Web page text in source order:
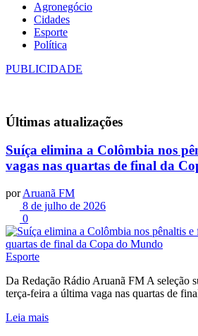
Agronegócio
Cidades
Esporte
Política
PUBLICIDADE
Últimas atualizações
Suíça elimina a Colômbia nos
vagas nas quartas de final da
por Aruanã FM
8 de julho de 2026
0
Esporte
Da Redação Rádio Aruanã FM A seleção
terça-feira a última vaga nas quartas de
Leia mais